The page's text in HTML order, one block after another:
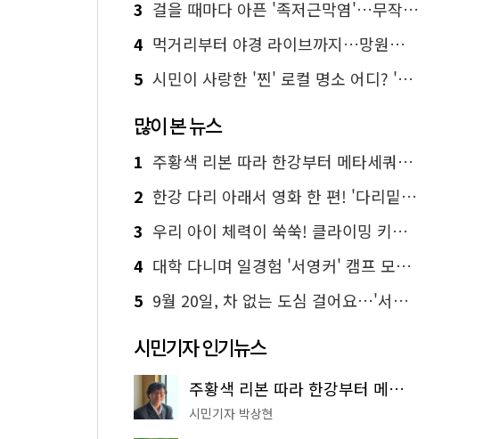
3 걸을 때마다 아픈 '족저근막염'…무작정 참지 말고 '이것' 해보세요!
4 먹거리부터 야경 라이브까지…망원한강공원 알짜 코스
5 시민이 사랑한 '찐' 로컬 명소 어디? '서울에디션25' 추천 코스
많이 본 뉴스
1 주황색 리본 따라 한강부터 메타세쿼이아 숲길까지…서울둘레길 15코스
2 한강 다리 아래서 영화 한 편! '다리밑 영화관' 무료 상영
3 우리 아이 체력이 쑥쑥! 클라이밍 키즈카페·어린이 체력장
4 대학 다니며 일경험 '서영커' 캠프 모집…전액 무료
5 9월 20일, 차 없는 도심 걸어요…'서울 걷자 페스티벌' 선착순 5천명
시민기자 인기뉴스
주황색 리본 따라 한강부터 메타세쿼이아 숲길까지…서울둘레길 15코스
시민기자 박상현